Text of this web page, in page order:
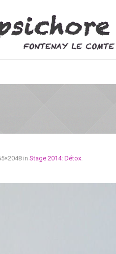
in Stage 2014: Détox.